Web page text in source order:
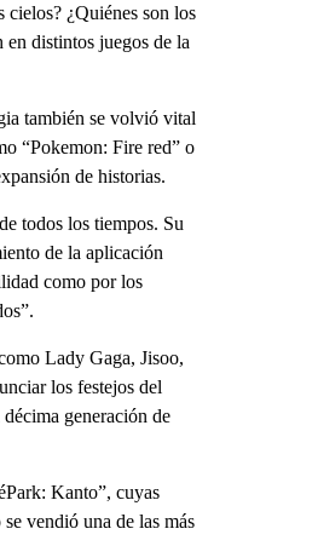
¿Quiénes son los
en distintos juegos de la
también se volvió vital
“Pokemon: Fire red” o
de historias.
todos los tiempos. Su
de la aplicación
como por los
Lady Gaga, Jisoo,
los festejos del
generación de
Kanto”, cuyas
vendió una de las más